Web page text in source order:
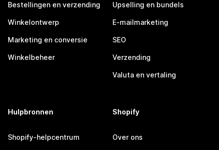
Bestellingen en verzending
Winkelontwerp
Marketing en conversie
Winkelbeheer
Upselling en bundels
E-mailmarketing
SEO
Verzending
Valuta en vertaling
Hulpbronnen
Shopify-helpcentrum
Shopify
Over ons